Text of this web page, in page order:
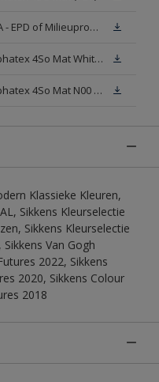
Sikkens Exterior Wall Paints A - EPD of Milieuproductverklaring
Veiligheidsinformatieblad Alphatex 4So Mat White W05 (MSDS)
Veiligheidsinformatieblad Alphatex 4So Mat N00 (MSDS)
Klassieke Kleuren,
Sikkens Kleurselectie
Sikkens Kleurselectie
Van Gogh
2022, Sikkens
2020, Sikkens Colour
2018